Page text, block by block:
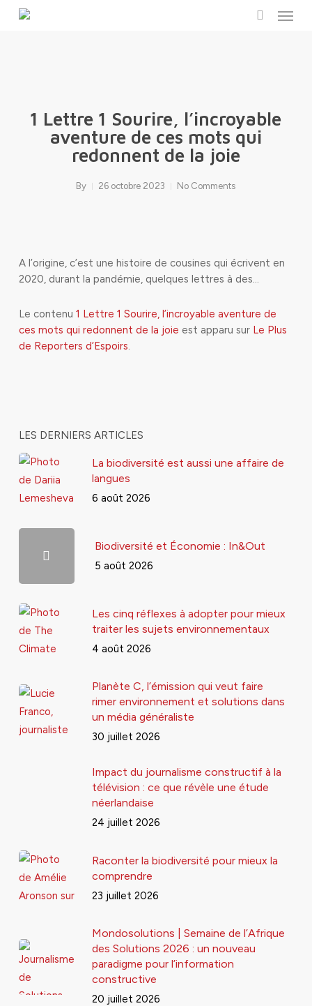
Menu
1 Lettre 1 Sourire, l’incroyable
aventure de ces mots qui
redonnent de la joie
By 26 octobre 2023 No Comments
A l’origine, c’est une histoire de cousines qui écrivent en
2020, durant la pandémie, quelques lettres à des…
Le contenu 1 Lettre 1 Sourire, l’incroyable aventure de
ces mots qui redonnent de la joie est apparu sur Le Plus
de Reporters d’Espoirs.
LES DERNIERS ARTICLES
La biodiversité est aussi une affaire de
langues
6 août 2026
Biodiversité et Économie : In&Out
5 août 2026
Les cinq réflexes à adopter pour mieux
traiter les sujets environnementaux
4 août 2026
Planète C, l’émission qui veut faire
rimer environnement et solutions dans
un média généraliste
30 juillet 2026
Impact du journalisme constructif à la
télévision : ce que révèle une étude
néerlandaise
24 juillet 2026
Raconter la biodiversité pour mieux la
comprendre
23 juillet 2026
Mondosolutions | Semaine de l’Afrique
des Solutions 2026 : un nouveau
paradigme pour l’information
constructive
20 juillet 2026